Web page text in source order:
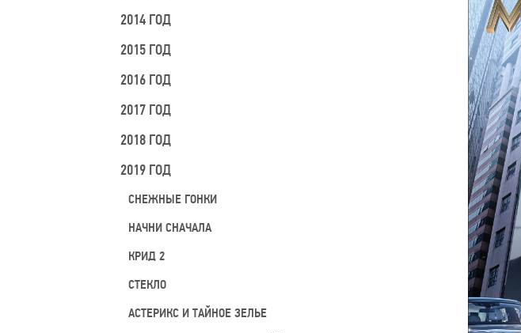
2014 ГОД
2015 ГОД
2016 ГОД
2017 ГОД
2018 ГОД
2019 ГОД
СНЕЖНЫЕ ГОНКИ
НАЧНИ СНАЧАЛА
КРИД 2
СТЕКЛО
АСТЕРИКС И ТАЙНОЕ ЗЕЛЬЕ